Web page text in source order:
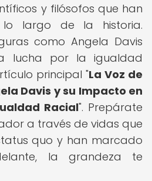
y filósofos que han
largo de la historia.
como Angela Davis
lucha por la igualdad
principal "La Voz de
Davis y su Impacto en
Racial". Prepárate
a través de vidas que
quo y han marcado
la grandeza te